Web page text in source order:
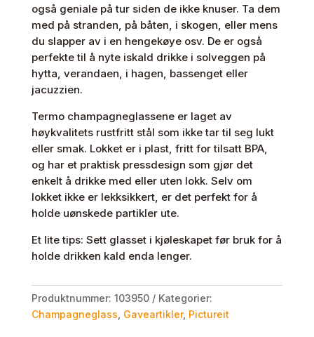
også geniale på tur siden de ikke knuser. Ta dem
med på stranden, på båten, i skogen, eller mens
du slapper av i en hengekøye osv. De er også
perfekte til å nyte iskald drikke i solveggen på
hytta, verandaen, i hagen, bassenget eller
jacuzzien.
Termo champagneglassene er laget av
høykvalitets rustfritt stål som ikke tar til seg lukt
eller smak. Lokket er i plast, fritt for tilsatt BPA,
og har et praktisk pressdesign som gjør det
enkelt å drikke med eller uten lokk. Selv om
lokket ikke er lekksikkert, er det perfekt for å
holde uønskede partikler ute.
Et lite tips: Sett glasset i kjøleskapet før bruk for å
holde drikken kald enda lenger.
Produktnummer: 103950
Kategorier:
Champagneglass Gaveartikler, Pictureit